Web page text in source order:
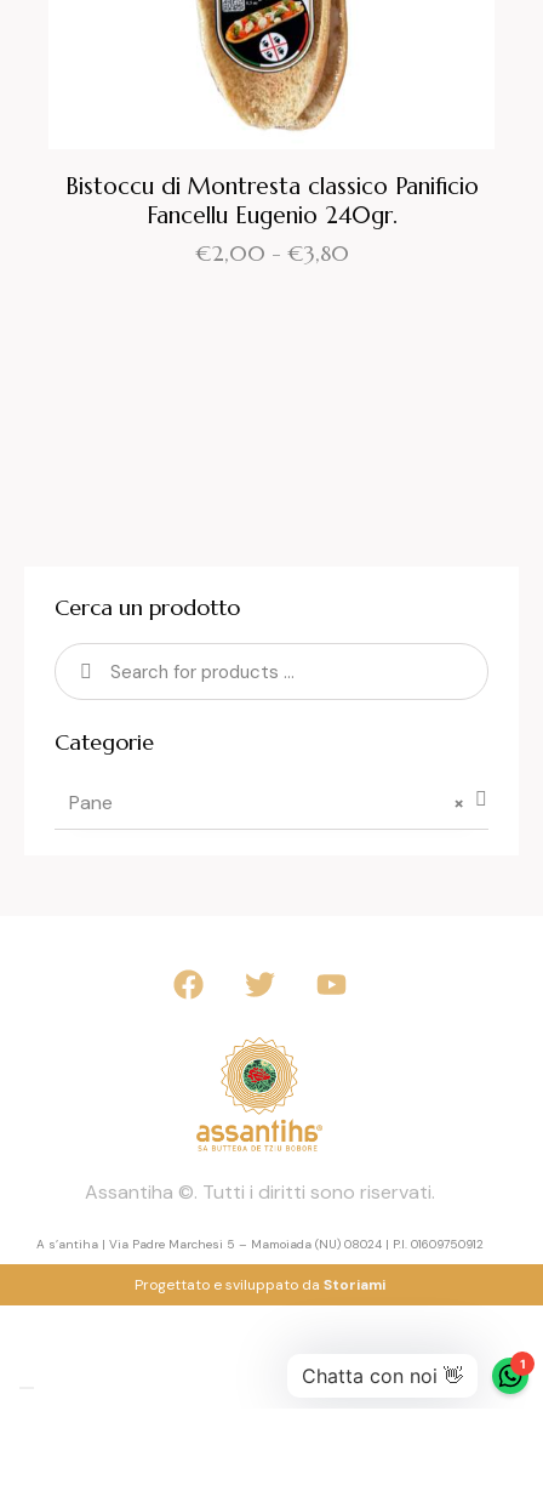
Bistoccu di Montresta classico Panificio
Fancellu Eugenio 240gr.
€2,00 - €3,80
Cerca un prodotto
Categorie
×
Pane
Assantiha ©. Tutti i diritti sono riservati.
A s’antiha | Via Padre Marchesi 5 – Mamoiada (NU) 08024 | P.I. 01609750912
Progettato e sviluppato da Storiami